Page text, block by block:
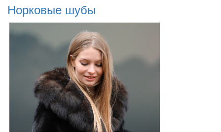
Норковые шубы